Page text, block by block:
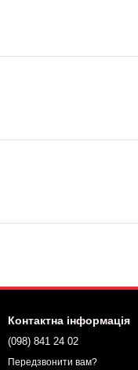
Контактна інформація
(098) 841 24 02
Передзвонити вам?